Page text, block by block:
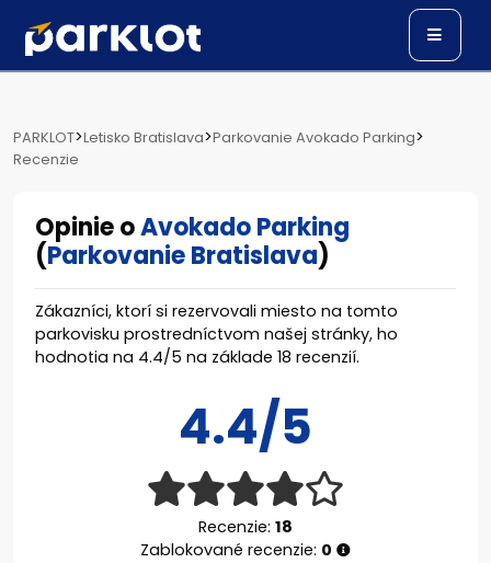
PARKLOT>Letisko Bratislava>Parkovanie Avokado Parking>
Recenzie
Opinie oAvokado Parking
(Parkovanie Bratislava)
Zákazníci, ktorí si rezervovali miesto na tomto
parkovisku prostredníctvom našej stránky, ho
hodnotia na 4.4/5 na základe 18 recenzií.
4.4/5
Recenzie: 18
Zablokované recenzie: 0